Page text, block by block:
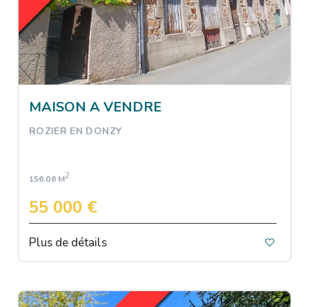
MAISON A VENDRE
ROZIER EN DONZY
156.06 M2
55 000 €
Plus de détails